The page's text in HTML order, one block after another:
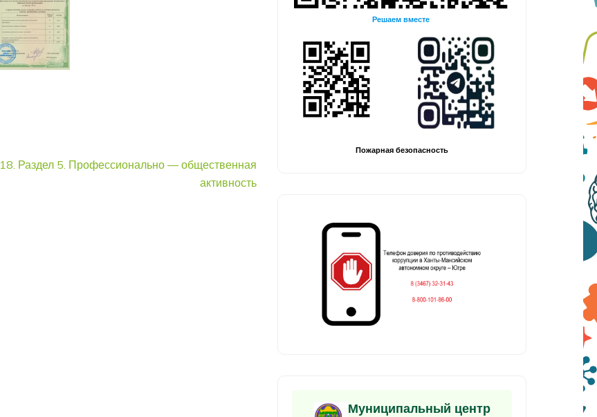
18. Раздел 5. Профессионально — общественная
активность
Решаем вместе
Пожарная безопасность
Муниципальный центр